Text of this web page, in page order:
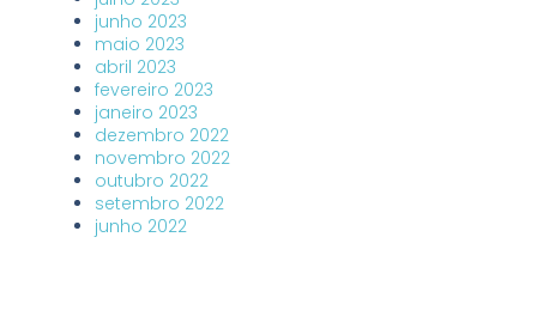
junho 2023
maio 2023
abril 2023
fevereiro 2023
janeiro 2023
dezembro 2022
novembro 2022
outubro 2022
setembro 2022
junho 2022